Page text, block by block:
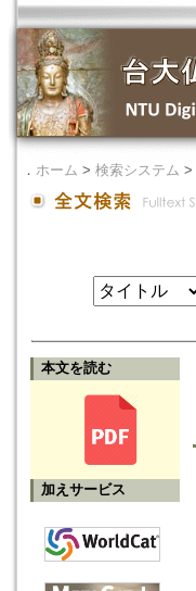
． ホーム > 検索システム >
本文を読む
加えサービス